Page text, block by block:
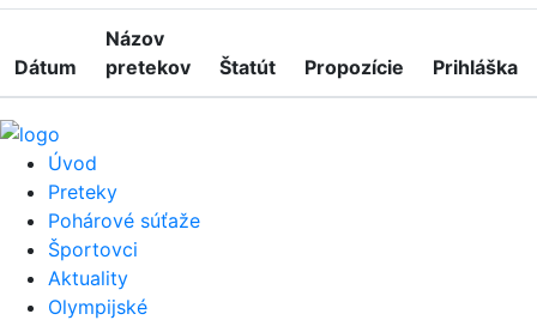
Dátum
Názov
pretekov
Štatút Propozície Prihláška
Úvod
Preteky
Pohárové súťaže
Športovci
Aktuality
Olympijské